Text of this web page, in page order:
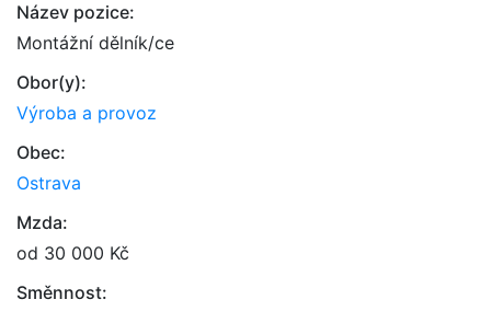
Název pozice:
Montážní dělník/ce
Obor(y):
Výroba a provoz
Obec:
Ostrava
Mzda:
od 30 000 Kč
Směnnost: